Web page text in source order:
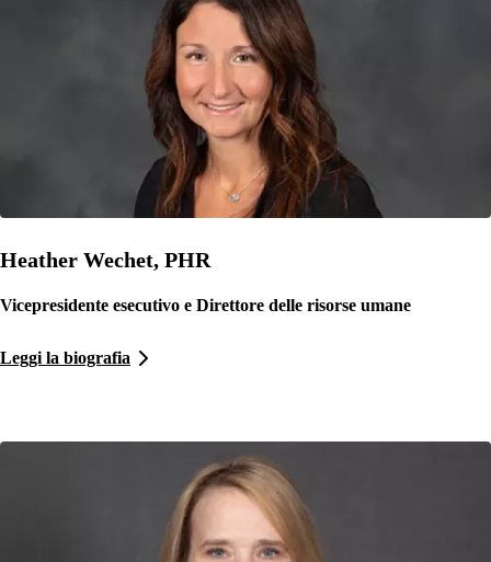
Heather Wechet, PHR
Vicepresidente esecutivo e Direttore delle risorse umane
Leggi la biografia